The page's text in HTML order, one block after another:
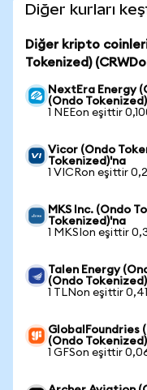
Diğer kurları
Diğer kripto
Tokenized)
NextEra Energy
(Ondo
1 NEEon eşittir
Vicor (Ondo
Tokenized)'na
1 VICRon eşittir
MKS Inc. (Ondo
Tokenized)'na
1 MKSIon eşittir
Talen Energy
(Ondo
1 TLNon eşittir
GlobalFoundries
(Ondo
1 GFSon eşittir